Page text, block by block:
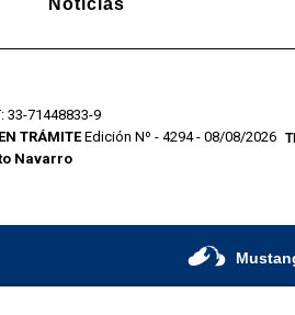
Noticias
33-71448833-9
EN TRÁMITE Edición Nº - 4294 - 08/08/2026
Navarro